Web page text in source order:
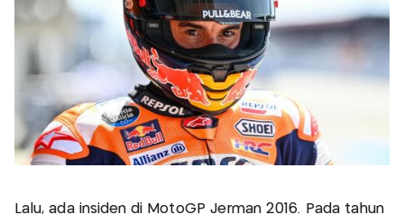
Lalu, ada insiden di MotoGP Jerman 2016. Pada tahun